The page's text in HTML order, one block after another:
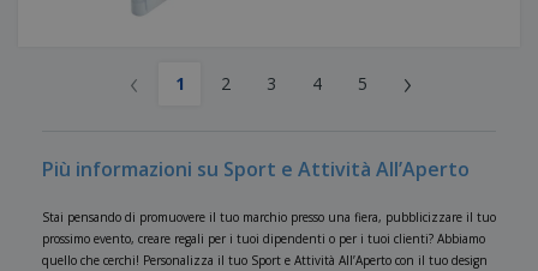
‹ 1 2 3 4 5 ›
Più informazioni su Sport e Attività All’Aperto
Stai pensando di promuovere il tuo marchio presso una fiera, pubblicizzare il tuo
prossimo evento, creare regali per i tuoi dipendenti o per i tuoi clienti? Abbiamo
quello che cerchi! Personalizza il tuo Sport e Attività All’Aperto con il tuo design